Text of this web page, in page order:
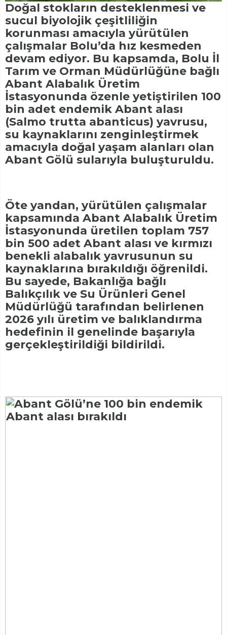
Doğal stokların desteklenmesi ve
sucul biyolojik çeşitliliğin
korunması amacıyla yürütülen
çalışmalar Bolu’da hız kesmeden
devam ediyor. Bu kapsamda, Bolu İl
Tarım ve Orman Müdürlüğüne bağlı
Abant Alabalık Üretim
İstasyonunda özenle yetiştirilen 100
bin adet endemik Abant alası
(Salmo trutta abanticus) yavrusu,
su kaynaklarını zenginleştirmek
amacıyla doğal yaşam alanları olan
Abant Gölü sularıyla buluşturuldu.
Öte yandan, yürütülen çalışmalar
kapsamında Abant Alabalık Üretim
İstasyonunda üretilen toplam 757
bin 500 adet Abant alası ve kırmızı
benekli alabalık yavrusunun su
kaynaklarına bırakıldığı öğrenildi.
Bu sayede, Bakanlığa bağlı
Balıkçılık ve Su Ürünleri Genel
Müdürlüğü tarafından belirlenen
2026 yılı üretim ve balıklandırma
hedefinin il genelinde başarıyla
gerçekleştirildiği bildirildi.